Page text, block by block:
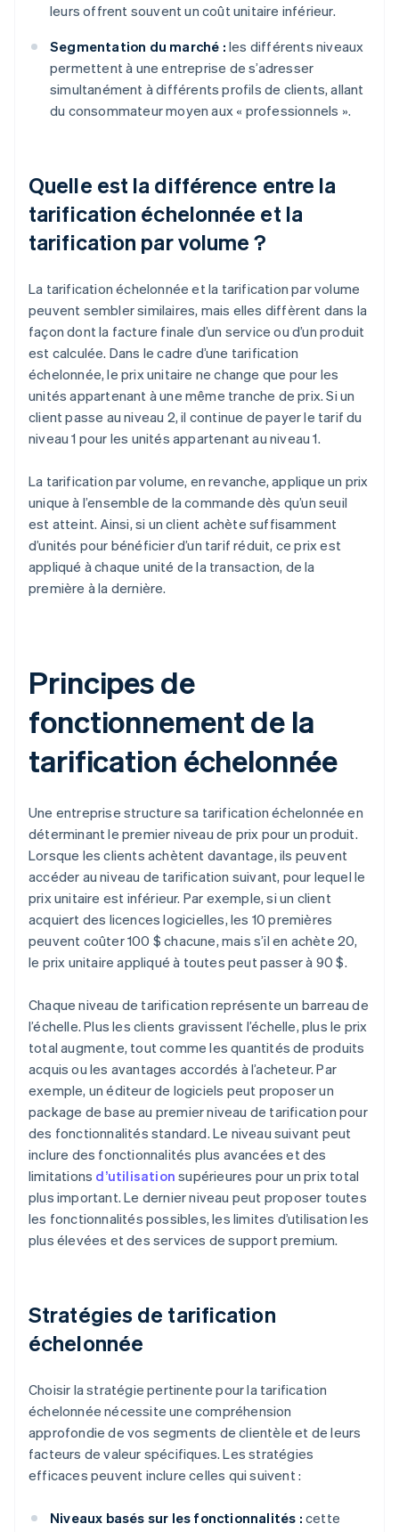
leurs offrent souvent un coût unitaire inférieur.
Segmentation du marché : les différents niveaux
permettent à une entreprise de s’adresser
simultanément à différents profils de clients, allant
du consommateur moyen aux « professionnels ».
Quelle est la différence entre la
tarification échelonnée et la
tarification par volume ?
La tarification échelonnée et la tarification par volume
peuvent sembler similaires, mais elles diffèrent dans la
façon dont la facture finale d’un service ou d’un produit
est calculée. Dans le cadre d’une tarification
échelonnée, le prix unitaire ne change que pour les
unités appartenant à une même tranche de prix. Si un
client passe au niveau 2, il continue de payer le tarif du
niveau 1 pour les unités appartenant au niveau 1.
La tarification par volume, en revanche, applique un prix
unique à l’ensemble de la commande dès qu’un seuil
est atteint. Ainsi, si un client achète suffisamment
d’unités pour bénéficier d’un tarif réduit, ce prix est
appliqué à chaque unité de la transaction, de la
première à la dernière.
Principes de
fonctionnement de la
tarification échelonnée
Une entreprise structure sa tarification échelonnée en
déterminant le premier niveau de prix pour un produit.
Lorsque les clients achètent davantage, ils peuvent
accéder au niveau de tarification suivant, pour lequel le
prix unitaire est inférieur. Par exemple, si un client
acquiert des licences logicielles, les 10 premières
peuvent coûter 100 $ chacune, mais s’il en achète 20,
le prix unitaire appliqué à toutes peut passer à 90 $.
Chaque niveau de tarification représente un barreau de
l’échelle. Plus les clients gravissent l’échelle, plus le prix
total augmente, tout comme les quantités de produits
acquis ou les avantages accordés à l’acheteur. Par
exemple, un éditeur de logiciels peut proposer un
package de base au premier niveau de tarification pour
des fonctionnalités standard. Le niveau suivant peut
inclure des fonctionnalités plus avancées et des
limitations d’utilisation supérieures pour un prix total
plus important. Le dernier niveau peut proposer toutes
les fonctionnalités possibles, les limites d’utilisation les
plus élevées et des services de support premium.
Stratégies de tarification
échelonnée
Choisir la stratégie pertinente pour la tarification
échelonnée nécessite une compréhension
approfondie de vos segments de clientèle et de leurs
facteurs de valeur spécifiques. Les stratégies
efficaces peuvent inclure celles qui suivent :
Niveaux basés sur les fonctionnalités : cette